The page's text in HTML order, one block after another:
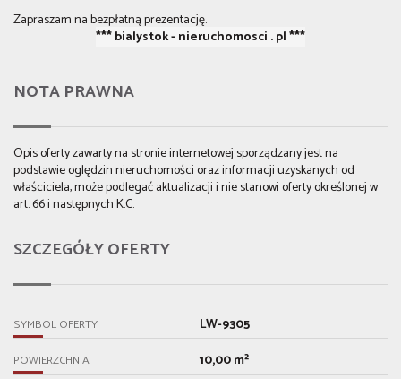
Zapraszam na bezpłatną prezentację.
*** bialystok - nieruchomosci . pl ***
NOTA PRAWNA
Opis oferty zawarty na stronie internetowej sporządzany jest na
podstawie oględzin nieruchomości oraz informacji uzyskanych od
właściciela, może podlegać aktualizacji i nie stanowi oferty określonej w
art. 66 i następnych K.C.
SZCZEGÓŁY OFERTY
SYMBOL OFERTY LW-9305
POWIERZCHNIA 10,00 m²